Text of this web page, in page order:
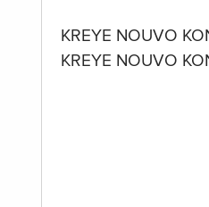
KREYE NOUVO
KREYE NOUVO